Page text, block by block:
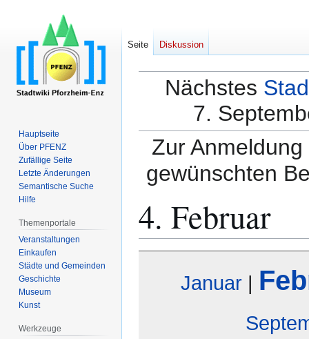
Nächstes
7.
Zur
gewünschten
4. Februar
Januar|
Seite Diskussion
Hauptseite
Über PFENZ
Zufällige Seite
Letzte Änderungen
Semantische Suche
Hilfe
Themenportale
Veranstaltungen
Einkaufen
Städte und Gemeinden
Geschichte
Museum
Kunst
Werkzeuge